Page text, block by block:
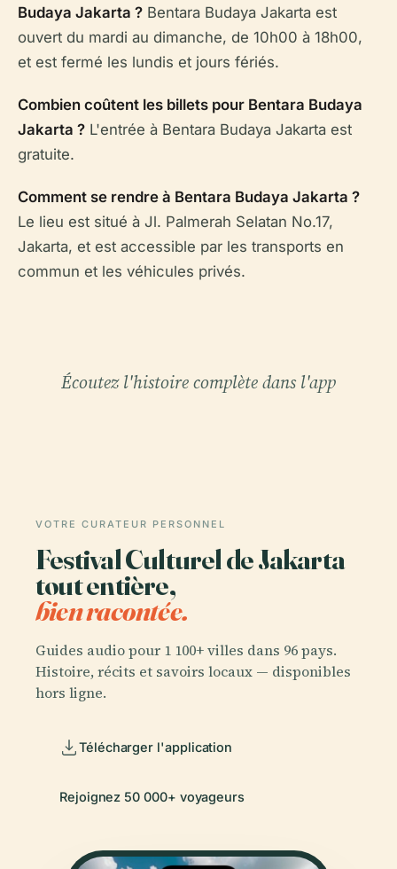
Budaya Jakarta ? Bentara Budaya Jakarta est
ouvert du mardi au dimanche, de 10h00 à 18h00,
et est fermé les lundis et jours fériés.
Combien coûtent les billets pour Bentara Budaya
Jakarta ? L'entrée à Bentara Budaya Jakarta est
gratuite.
Comment se rendre à Bentara Budaya Jakarta ?
Le lieu est situé à Jl. Palmerah Selatan No.17,
Jakarta, et est accessible par les transports en
commun et les véhicules privés.
Écoutez l'histoire complète dans l'app
VOTRE CURATEUR PERSONNEL
Festival Culturel de Jakarta
tout entière,
bien racontée.
Guides audio pour 1 100+ villes dans 96 pays.
Histoire, récits et savoirs locaux — disponibles
hors ligne.
Télécharger l'application
Rejoignez 50 000+ voyageurs